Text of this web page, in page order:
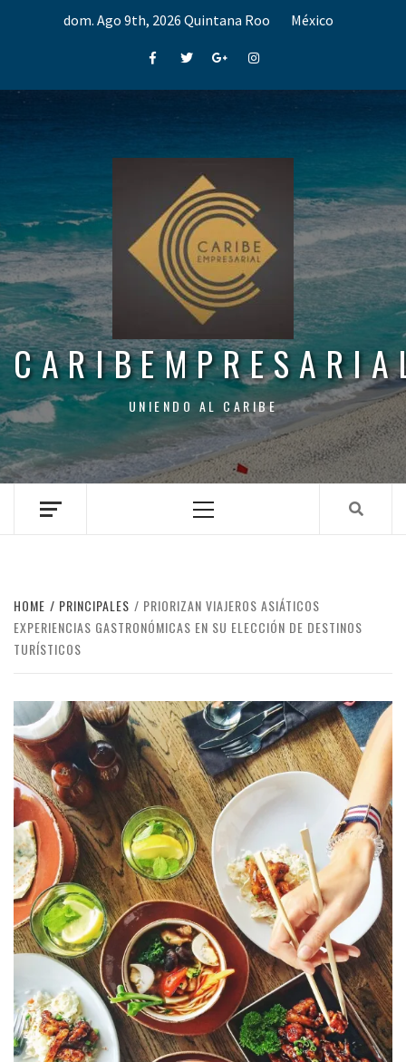
dom. Ago 9th, 2026 Quintana Roo México
FacebookTwitterGoogle+Instagram
UNIENDO AL CARIBE
Menu
HOME PRINCIPALES
PRIORIZAN VIAJEROS ASIÁTICOS
EXPERIENCIAS GASTRONÓMICAS EN SU ELECCIÓN DE DESTINOS
TURÍSTICOS